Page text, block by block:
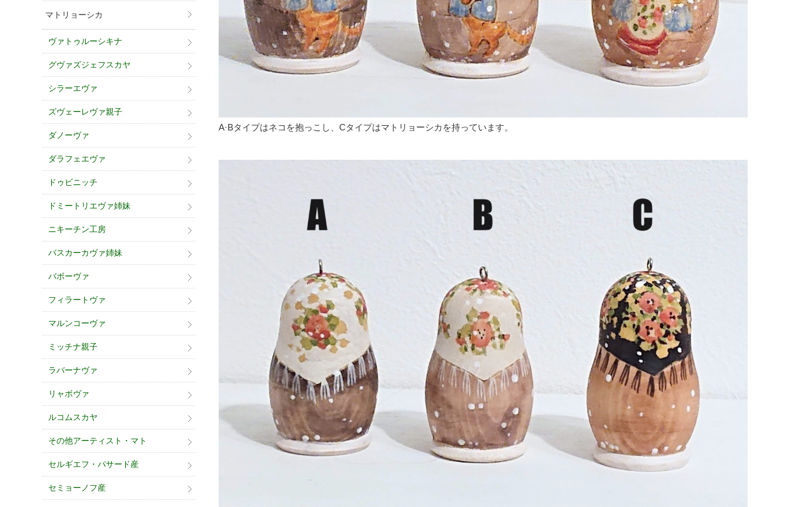
A·Bタイプはネコを抱っこし、Cタイプはマトリョーシカを持っています。
マトリョーシカ
ヴァトゥルーシキナ
グヴァズジェフスカヤ
シラーエヴァ
ズヴェーレヴァ親子
ダノーヴァ
ダラフェエヴァ
ドゥビニッチ
ドミートリエヴァ姉妹
ニキーチン工房
バスカーカヴァ姉妹
バボーヴァ
フィラートヴァ
マルンコーヴァ
ミッチナ親子
ラバーナヴァ
リャボヴァ
ルコムスカヤ
その他アーティスト・マト
セルギエフ・パサード産
セミョーノフ産